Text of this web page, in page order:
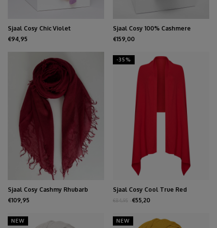
Sjaal Cosy Chic Violet
€94,95
Sjaal Cosy 100% Cashmere
Charcoal
€159,00
Sjaal Cosy Cashmy Rhubarb
€109,95
-35%
Sjaal Cosy Cool True Red
€84,95 €55,20
NEW NEW